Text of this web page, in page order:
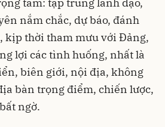
tâm: tập trung lãnh đạo,
nắm chắc, dự báo, đánh
kịp thời tham mưu với Đảng,
lợi các tình huống, nhất là
biên giới, nội địa, không
bàn trọng điểm, chiến lược,
ngờ.